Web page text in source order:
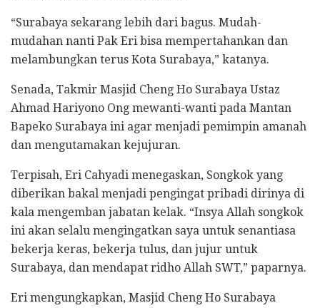
“Surabaya sekarang lebih dari bagus. Mudah-
mudahan nanti Pak Eri bisa mempertahankan dan
melambungkan terus Kota Surabaya,” katanya.
Senada, Takmir Masjid Cheng Ho Surabaya Ustaz
Ahmad Hariyono Ong mewanti-wanti pada Mantan
Bapeko Surabaya ini agar menjadi pemimpin amanah
dan mengutamakan kejujuran.
Terpisah, Eri Cahyadi menegaskan, Songkok yang
diberikan bakal menjadi pengingat pribadi dirinya di
kala mengemban jabatan kelak. “Insya Allah songkok
ini akan selalu mengingatkan saya untuk senantiasa
bekerja keras, bekerja tulus, dan jujur untuk
Surabaya, dan mendapat ridho Allah SWT,” paparnya.
Eri mengungkapkan, Masjid Cheng Ho Surabaya